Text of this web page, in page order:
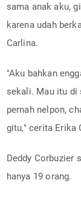
sama anak aku,
karena udah
Carlina.
"Aku bahkan
sekali. Mau itu di
pernah nelpon,
gitu," cerita Erika
Deddy Corbuzier
hanya 19 orang.